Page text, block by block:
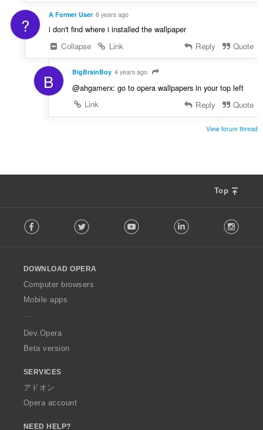
? A Former User 6 years ago
i don't find where i installed the wallpaper
Collapse
Link Reply Quote
B BigBrainBoy 4 years ago
@ahgamerx: go to opera wallpapers in your top left
Link
Reply Quote
View forum thread
Top
o
w
O
p
a
Facebook Twitter Youtube LinkedIn
DOWNLOAD OPERA
Computer browsers
Mobile apps
Dev.Opera
Beta version
SERVICES
アドオン
Opera account
NEED HELP?